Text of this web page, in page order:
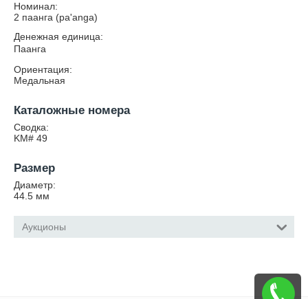
Номинал:
2 паанга (pa'anga)
Денежная единица:
Паанга
Ориентация:
Медальная
Каталожные номера
Сводка:
KM# 49
Размер
Диаметр:
44.5 мм
Аукционы